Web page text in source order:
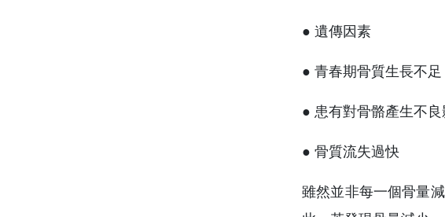
● 遺傳因素
● 青春期骨質生長不足
● 患有對骨骼產生不
● 骨質流失過快
雖然並非每一個骨量